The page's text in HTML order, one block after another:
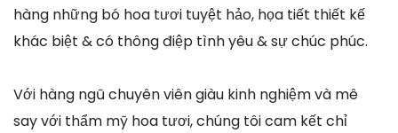
hàng những bó hoa tươi tuyệt hảo, họa tiết thiết kế
khác biệt & có thông điệp tình yêu & sự chúc phúc.
Với hàng ngũ chuyên viên giàu kinh nghiệm và mê
say với thẩm mỹ hoa tươi, chúng tôi cam kết chỉ